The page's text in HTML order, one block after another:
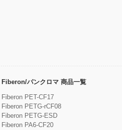
Fiberon/パンクロマ 商品一覧
Fiberon PET-CF17
Fiberon PETG-rCF08
Fiberon PETG-ESD
Fiberon PA6-CF20